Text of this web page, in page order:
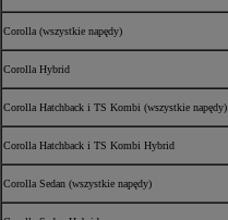
Corolla (wszystkie napędy)
Corolla Hybrid
Corolla Hatchback i TS Kombi (wszystkie napędy)
Corolla Hatchback i TS Kombi Hybrid
Corolla Sedan (wszystkie napędy)